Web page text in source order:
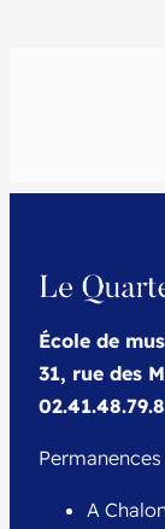
École de
31, rue des
Permanences
A